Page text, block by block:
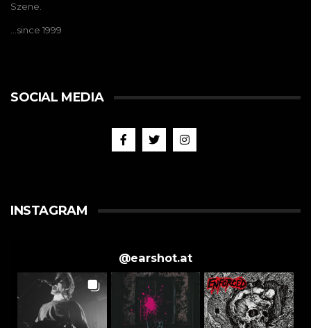
Szene.
…since 1999
SOCIAL MEDIA
INSTAGRAM
@earshot.at